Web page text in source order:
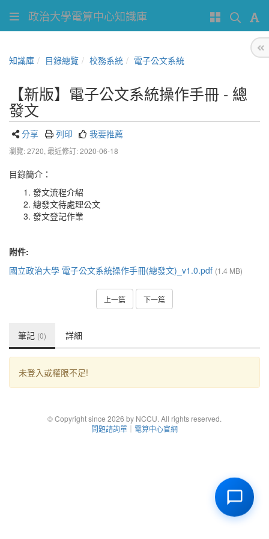
政治大學電算中心知識庫
知識庫 目錄總覽 校務系統 電子公文系統
【新版】電子公文系統操作手冊 - 總
發文
分享 列印 我要推薦
瀏覽: 2720, 最近修訂: 2020-06-18
目錄簡介：
發文流程介紹
總發文待處理公文
發文登記作業
附件:
國立政治大學 電子公文系統操作手冊(總發文)_v1.0.pdf (1.4 MB)
上一篇 下一篇
筆記 (0) 詳細
未登入或權限不足!
© Copyright since 2026 by NCCU. All rights reserved.
問題諮詢單 ｜ 電算中心官網